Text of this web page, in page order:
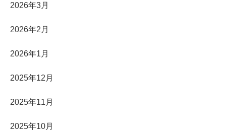
2026年3月
2026年2月
2026年1月
2025年12月
2025年11月
2025年10月